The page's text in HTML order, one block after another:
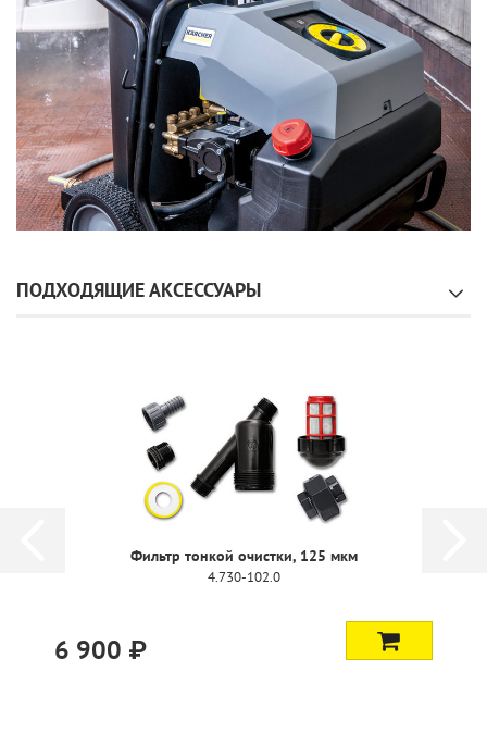
ПОДХОДЯЩИЕ АКСЕССУАРЫ
Фильтр тонкой очистки, 125 мкм
4.730-102.0
6 900 ₽